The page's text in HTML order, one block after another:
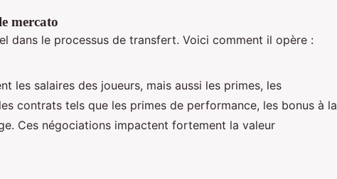
mercato
dans le processus de transfert. Voici comment il opère :
les salaires des joueurs, mais aussi les primes, les
contrats tels que les primes de performance, les bonus à la
Ces négociations impactent fortement la valeur